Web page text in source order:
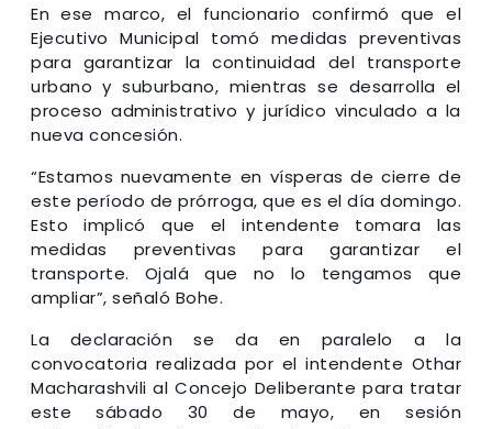
En ese marco, el funcionario confirmó que el
Ejecutivo Municipal tomó medidas preventivas
para garantizar la continuidad del transporte
urbano y suburbano, mientras se desarrolla el
proceso administrativo y jurídico vinculado a la
nueva concesión.
“Estamos nuevamente en vísperas de cierre de
este período de prórroga, que es el día domingo.
Esto implicó que el intendente tomara las
medidas preventivas para garantizar el
transporte. Ojalá que no lo tengamos que
ampliar”, señaló Bohe.
La declaración se da en paralelo a la
convocatoria realizada por el intendente Othar
Macharashvili al Concejo Deliberante para tratar
este sábado 30 de mayo, en sesión